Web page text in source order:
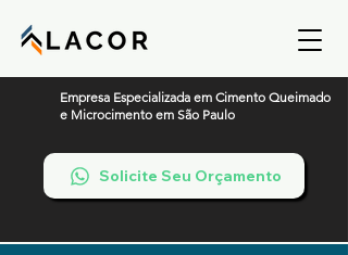
Empresa Especializada em Cimento Queimado
e Microcimento em São Paulo
Solicite Seu Orçamento